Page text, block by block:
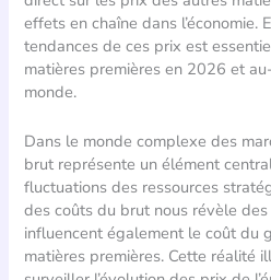
effets en chaîne dans l’économie.
tendances de ces prix est
matières premières en 2026 et
monde.
Dans le monde complexe des
brut représente un élément
fluctuations des ressources
des coûts du brut nous révèle
influencent également le coût du
matières premières. Cette réalité